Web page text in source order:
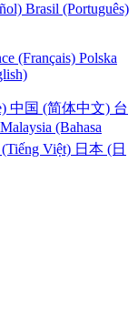
Brasil (Português)
(Français) Polska
中国 (简体中文) 台
Malaysia (Bahasa
Việt) 日本 (日